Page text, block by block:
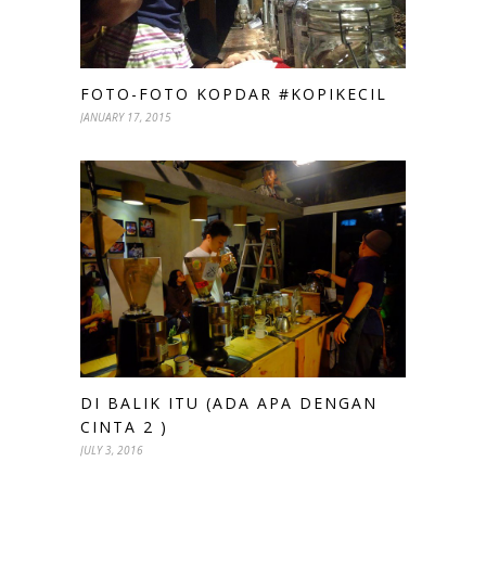
FOTO-FOTO KOPDAR #KOPIKECIL
JANUARY 17, 2015
DI BALIK ITU (ADA APA DENGAN
CINTA 2 )
JULY 3, 2016